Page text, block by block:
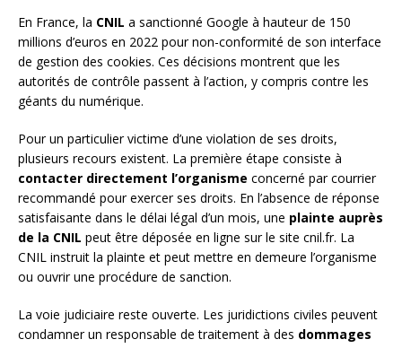
En France, la CNIL a sanctionné Google à hauteur de 150
millions d’euros en 2022 pour non-conformité de son interface
de gestion des cookies. Ces décisions montrent que les
autorités de contrôle passent à l’action, y compris contre les
géants du numérique.
Pour un particulier victime d’une violation de ses droits,
plusieurs recours existent. La première étape consiste à
contacter directement l’organisme concerné par courrier
recommandé pour exercer ses droits. En l’absence de réponse
satisfaisante dans le délai légal d’un mois, une plainte auprès
de la CNIL peut être déposée en ligne sur le site cnil.fr. La
CNIL instruit la plainte et peut mettre en demeure l’organisme
ou ouvrir une procédure de sanction.
La voie judiciaire reste ouverte. Les juridictions civiles peuvent
condamner un responsable de traitement à des dommages